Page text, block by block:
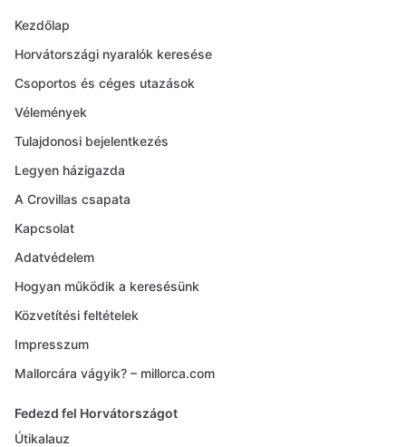
Kezdőlap
Horvátországi nyaralók keresése
Csoportos és céges utazások
Vélemények
Tulajdonosi bejelentkezés
Legyen házigazda
A Crovillas csapata
Kapcsolat
Adatvédelem
Hogyan működik a keresésünk
Közvetítési feltételek
Impresszum
Mallorcára vágyik? – millorca.com
Fedezd fel Horvátországot
Útikalauz